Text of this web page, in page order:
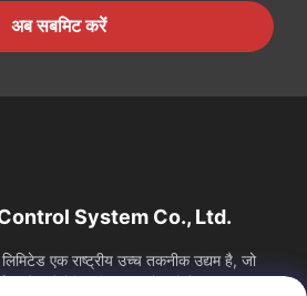
अब सबमिट करें
System Co., Ltd.
एक राष्ट्रीय उच्च तकनीक उद्यम है, जो
और औद्योगिक नियंत्रण सेवाओं में...